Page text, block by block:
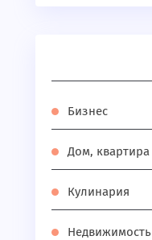
Бизнес
Дом, квартира
Кулинария
Недвижимость